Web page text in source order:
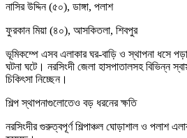
নাসির উদ্দিন (৫০), ডাঙ্গা, পলাশ
ফুরকান মিয়া (৪০), আসকিতলা, শিবপুর
ভূমিকম্পে এসব এলাকার ঘর-বাড়ি ও স্থাপনা ধসে
ঘটনা ঘটে। নরসিংদী জেলা হাসপাতালসহ বিভিন্ন
চিকিৎসা নিচ্ছেন।
শিল্প স্থাপনাগুলোতেও বড় ধরনের ক্ষতি
নরসিংদীর গুরুত্বপূর্ণ শিল্পাঞ্চল ঘোড়াশাল ও পলাশ